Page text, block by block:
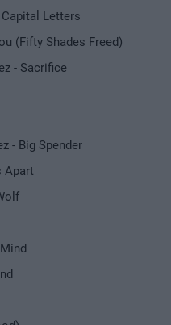
Letters
(Fifty Shades Freed)
- Sacrifice
- Big Spender
Apart